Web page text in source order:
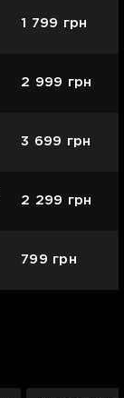
1 799 грн
2 999 грн
3 699 грн
2 299 грн
799 грн